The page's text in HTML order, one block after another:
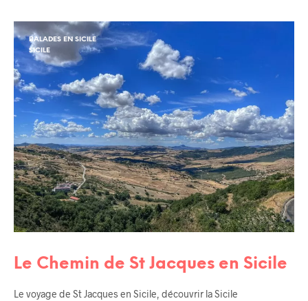
BALADES EN SICILE
SICILE
Le Chemin de St Jacques en Sicile
Le voyage de St Jacques en Sicile, découvrir la Sicile